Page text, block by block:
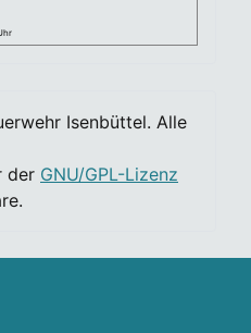
Isenbüttel. Alle
der GNU/GPL-Lizenz